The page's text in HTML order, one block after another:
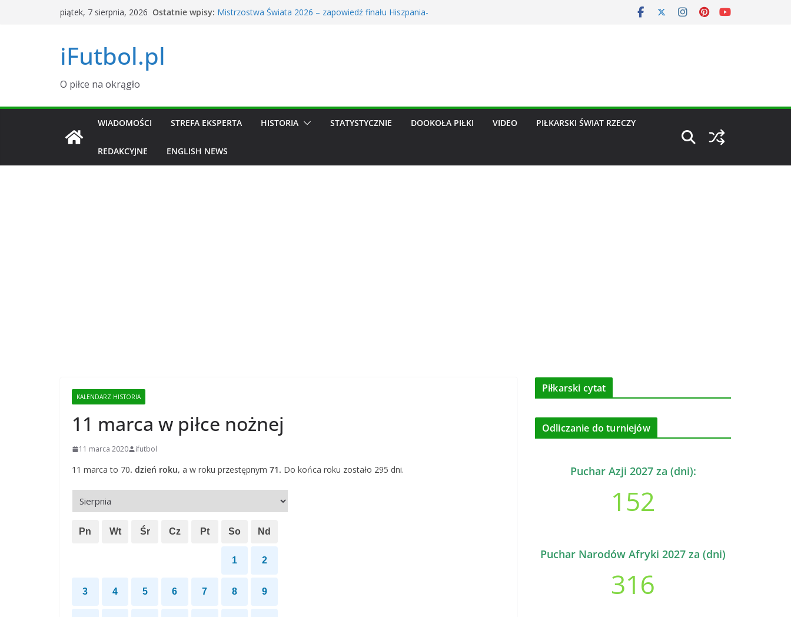
piątek, 7 sierpnia, 2026 Ostatnie wpisy: Mistrzostwa Świata 2026 – zapowiedź finału Hiszpania-
Piłkarski Kalendarz: Zapowiedź Miesiąca w Świecie Futbolu.
Sierpień 2026
iFutbol.pl
O piłce na okrągło
WIADOMOŚCI STREFA EKSPERTA HISTORIA STATYSTYCZNIE DOOKOŁA PIŁKI VIDEO PIŁKARSKI ŚWIAT RZECZY
REDAKCYJNE ENGLISH NEWS
KALENDARZ HISTORIA
11 marca w piłce nożnej
11 marca 2020 ifutbol
11 marca to 70. dzień roku, a w roku przestępnym 71. Do końca roku zostało 295 dni.
Pn Wt Śr Cz Pt So Nd
1 2
3 4 5 6 7 8 9
Piłkarski cytat
Odliczanie do turniejów
Puchar Azji 2027 za (dni):
152
Puchar Narodów Afryki 2027 za (dni)
316